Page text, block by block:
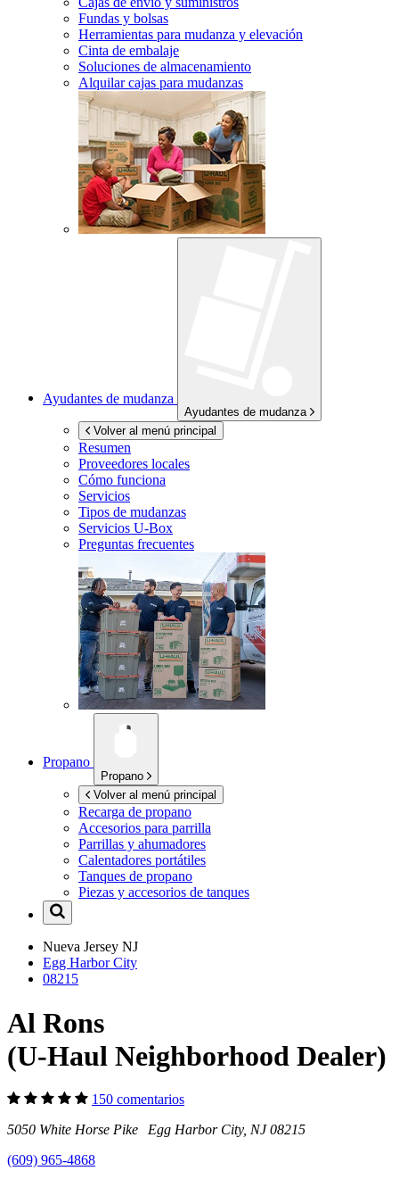
Fundas y bolsas
Herramientas para mudanza y elevación
Cinta de embalaje
Soluciones de almacenamiento
Alquilar cajas para mudanzas
Ayudantes de mudanza
Ayudantes de mudanza
Volver al menú principal
Resumen
Proveedores locales
Cómo funciona
Servicios
Tipos de mudanzas
Servicios U-Box
Preguntas frecuentes
Propano
Propano
Volver al menú principal
Recarga de propano
Accesorios para parrilla
Parrillas y ahumadores
Calentadores portátiles
Tanques de propano
Piezas y accesorios de tanques
Nueva Jersey NJ
Egg Harbor City
08215
Al Rons
(U-Haul Neighborhood Dealer)
150 comentarios
5050 White Horse Pike Egg Harbor City, NJ 08215
(609) 965-4868